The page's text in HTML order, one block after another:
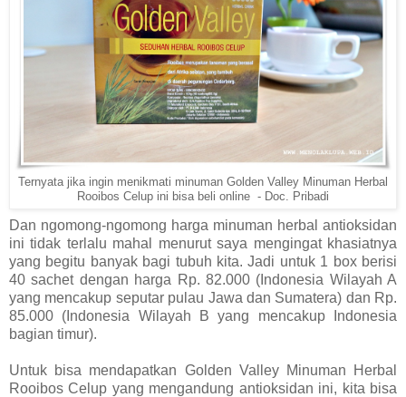
Ternyata jika ingin menikmati minuman Golden Valley Minuman Herbal
Rooibos Celup ini bisa beli online - Doc. Pribadi
Dan ngomong-ngomong harga minuman herbal antioksidan
ini tidak terlalu mahal menurut saya mengingat khasiatnya
yang begitu banyak bagi tubuh kita. Jadi untuk 1 box berisi
40 sachet dengan harga Rp. 82.000 (Indonesia Wilayah A
yang mencakup seputar pulau Jawa dan Sumatera) dan Rp.
85.000 (Indonesia Wilayah B yang mencakup Indonesia
bagian timur).
Untuk bisa mendapatkan Golden Valley Minuman Herbal
Rooibos Celup yang mengandung antioksidan ini, kita bisa